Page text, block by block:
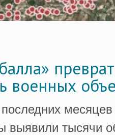
военных
выявили тысячи